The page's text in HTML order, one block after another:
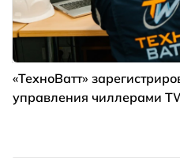
«ТехноВатт»
управления чиллерами